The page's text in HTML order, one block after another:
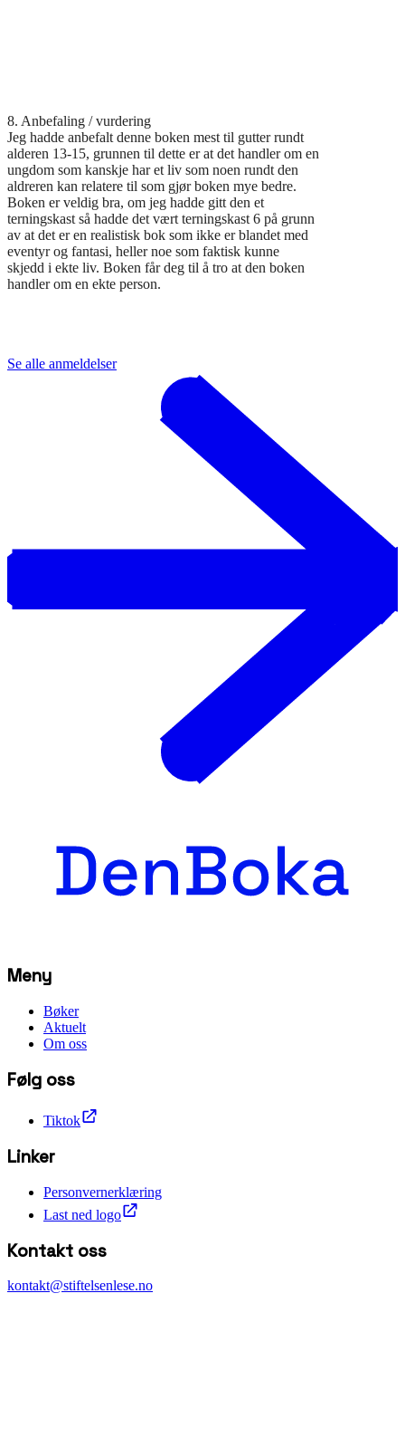
8. Anbefaling / vurdering
Jeg hadde anbefalt denne boken mest til gutter rundt
alderen 13-15, grunnen til dette er at det handler om en
ungdom som kanskje har et liv som noen rundt den
aldreren kan relatere til som gjør boken mye bedre.
Boken er veldig bra, om jeg hadde gitt den et
terningskast så hadde det vært terningskast 6 på grunn
av at det er en realistisk bok som ikke er blandet med
eventyr og fantasi, heller noe som faktisk kunne
skjedd i ekte liv. Boken får deg til å tro at den boken
handler om en ekte person.
Se alle anmeldelser
Meny
Bøker
Aktuelt
Om oss
Følg oss
Tiktok
Linker
Personvernerklæring
Last ned logo
Kontakt oss
kontakt@stiftelsenlese.no